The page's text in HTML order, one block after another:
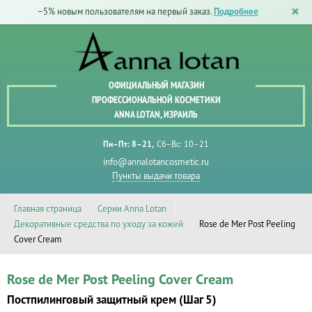
−5% новым пользователям на первый заказ. Подробнее
ОФИЦИАЛЬНЫЙ МАГАЗИН
ПРОФЕССИОНАЛЬНОЙ КОСМЕТИКИ
ANNA LOTAN, ИЗРАИЛЬ
Пн–Пт: 8–21 Сб–Вс: 10–21
info@annalotancosmetic.ru
Пункты выдачи товара
Главная страница
Серии Anna Lotan
Декоративные средства по уходу за кожей
Rose de Mer Post Peeling
Cover Cream
Rose de Mer Post Peeling Cover Cream
Постпилинговый защитный крем (Шаг 5)